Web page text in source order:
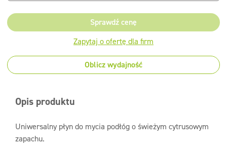
Sprawdź cenę
Zapytaj o ofertę dla firm
Oblicz wydajność
Opis produktu
Uniwersalny płyn do mycia podłóg o świeżym cytrusowym
zapachu.